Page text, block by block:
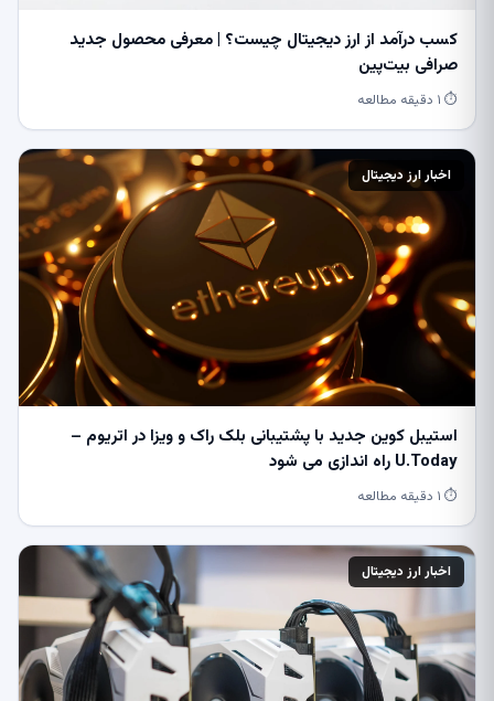
کسب درآمد از ارز دیجیتال چیست؟ | معرفی محصول جدید
صرافی بیت‌پین
⏱ ۱ دقیقه مطالعه
اخبار ارز دیجیتال
استیبل کوین جدید با پشتیبانی بلک راک و ویزا در اتریوم –
U.Today راه اندازی می شود
⏱ ۱ دقیقه مطالعه
اخبار ارز دیجیتال